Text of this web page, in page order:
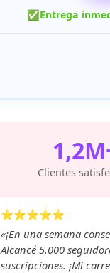
✅Entrega
Clientes
⭐⭐⭐⭐⭐
«¡En una semana
Alcancé 5.000
suscripciones. ¡Mi